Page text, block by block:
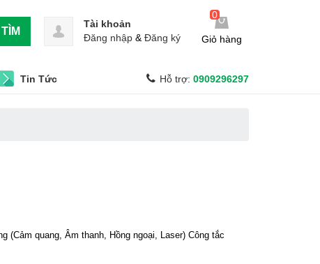
TÌM
0
Giỏ hàng
Tài khoản
Đăng nhập & Đăng ký
Tin Tức Hỗ trợ: 0909296297
quang, Âm thanh, Hồng ngoại, Laser) Công tắc